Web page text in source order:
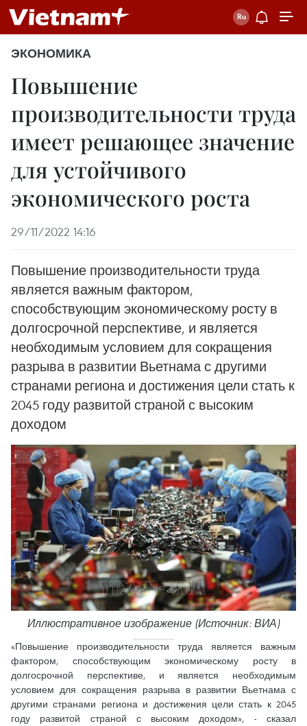
ЭКОНОМИКА
Повышение
производительности труда
имеет решающее значение
для устойчивого
экономического роста
29/11/2022 14:16
Повышение производительности труда
является важным фактором,
способствующим экономическому росту в
долгосрочной перспективе, и является
необходимым условием для сокращения
разрыва в развитии Вьетнама с другими
странами региона и достижения цели стать к
2045 году развитой страной с высоким
доходом
Иллюстративное изображение (Источник: ВИА)
«Повышение производительности труда является важным
фактором, способствующим экономическому росту в
долгосрочной перспективе, и является необходимым
условием для сокращения разрыва в развитии Вьетнама с
другими странами региона и достижения цели стать к 2045
году развитой страной с высоким доходом», - сказал